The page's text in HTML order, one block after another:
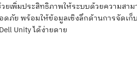
ยเพิ่มประสิทธิภาพให้ระบบด้วยความสา
ภัย พร้อมให้ข้อมูลเชิงลึกด้านการจัดเ
Unity ได้ง่ายดาย